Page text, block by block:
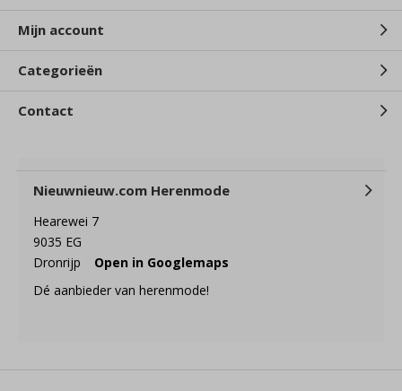
Mijn account
Categorieën
Contact
Nieuwnieuw.com Herenmode
Hearewei 7
9035 EG
Dronrijp
Open in Googlemaps
Dé aanbieder van herenmode!